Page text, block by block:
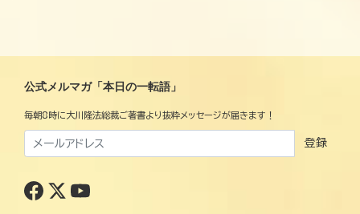
公式メルマガ「本日の一転語」
毎朝8時に大川隆法総裁ご著書より抜粋メッセージが届きます！
登録